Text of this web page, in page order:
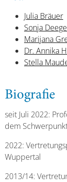
Julia Bräuer
Sonja
Marijana
Dr. Annika
Stella
Biografie
seit Juli 2022:
dem
2022:
Wuppertal
2013/14: